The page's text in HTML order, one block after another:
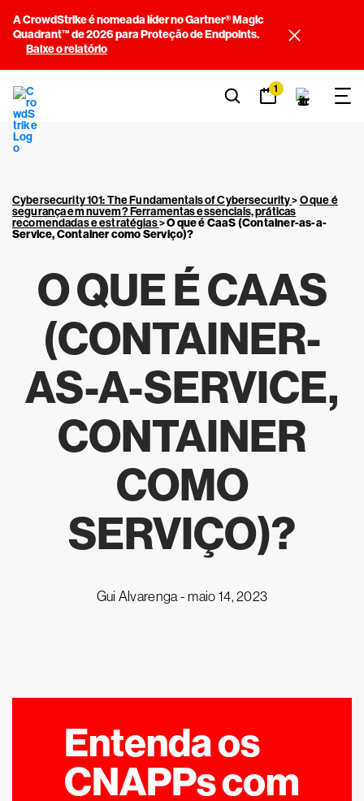
A CrowdStrike é nomeada líder no Gartner® Magic
Quadrant™ de 2026 para Proteção de Endpoints.
Baixe o relatório
1
Cybersecurity 101: The Fundamentals of Cybersecurity>O que é
segurança em nuvem? Ferramentas essenciais, práticas
recomendadas e estratégias>O que é CaaS (Container-as-a-
Service, Container como Serviço)?
O QUE É CAAS
(CONTAINER-
AS-A-SERVICE,
CONTAINER
COMO
SERVIÇO)?
Gui Alvarenga -maio 14, 2023
Entenda os
CNAPPs com